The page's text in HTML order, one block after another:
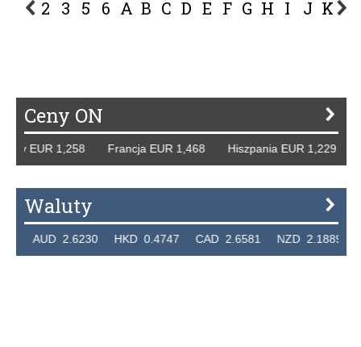
2 3 5 6 A B C D E F G H I J K L
Ceny ON
EUR 1,258 Francja EUR 1,468 Hiszpania EUR 1,229
Waluty
AUD 2.6230 HKD 0.4747 CAD 2.6581 NZD 2.1889